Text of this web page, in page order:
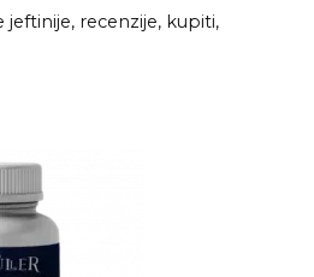
jeftinije, recenzije, kupiti,